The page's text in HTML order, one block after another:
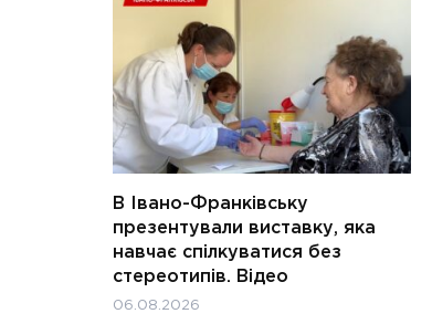
В Івано-Франківську
презентували виставку, яка
навчає спілкуватися без
стереотипів. Відео
06.08.2026